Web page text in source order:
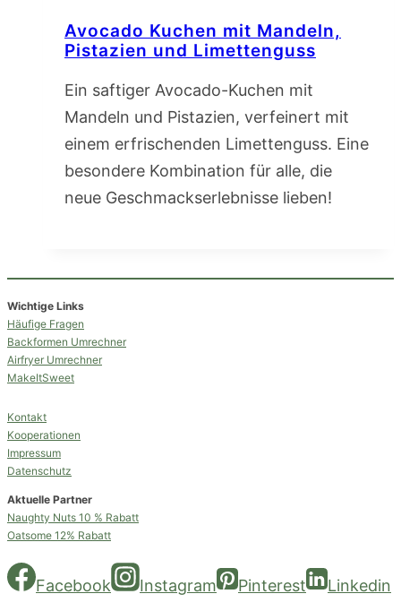
Avocado Kuchen mit Mandeln,
Pistazien und Limettenguss
Ein saftiger Avocado-Kuchen mit
Mandeln und Pistazien, verfeinert mit
einem erfrischenden Limettenguss. Eine
besondere Kombination für alle, die
neue Geschmackserlebnisse lieben!
Wichtige Links
Häufige Fragen
Backformen Umrechner
Airfryer Umrechner
MakeItSweet
Kontakt
Kooperationen
Impressum
Datenschutz
Aktuelle Partner
Naughty Nuts 10 % Rabatt
Oatsome 12% Rabatt
Facebook Instagram Pinterest Linkedin